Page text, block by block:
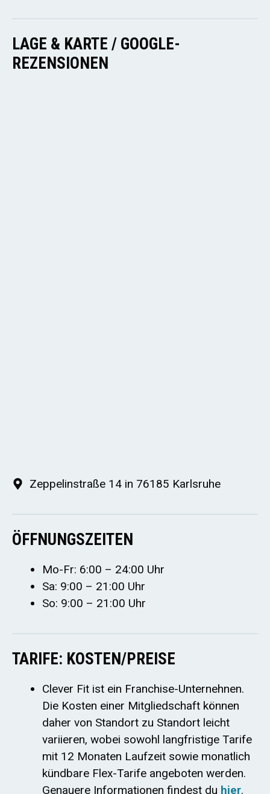
LAGE & KARTE / GOOGLE-
REZENSIONEN
Zeppelinstraße 14 in 76185 Karlsruhe
ÖFFNUNGSZEITEN
Mo-Fr: 6:00 – 24:00 Uhr
Sa: 9:00 – 21:00 Uhr
So: 9:00 – 21:00 Uhr
TARIFE: KOSTEN/PREISE
Clever Fit ist ein Franchise-Unternehnen.
Die Kosten einer Mitgliedschaft können
daher von Standort zu Standort leicht
variieren, wobei sowohl langfristige Tarife
mit 12 Monaten Laufzeit sowie monatlich
kündbare Flex-Tarife angeboten werden.
Genauere Informationen findest du hier.